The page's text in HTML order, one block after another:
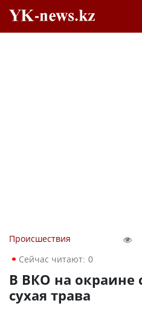
Происшествия
Сейчас читают: 0
В ВКО на окраине
сухая трава